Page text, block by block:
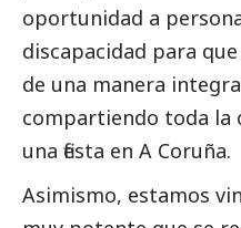
oportunidad a
discapacidad para
de una manera
compartiendo toda la
una fiesta en A Coruña.
Asimismo, estamos